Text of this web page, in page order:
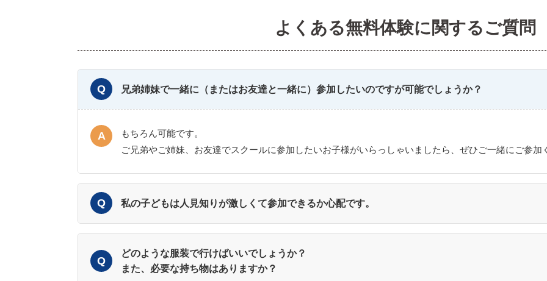
よくある無料体験に関するご質問
兄弟姉妹で一緒に（またはお友達と一緒に）参加したいのですが可能でしょうか？
もちろん可能です。
ご兄弟やご姉妹、お友達でスクールに参加したいお子様がいらっしゃいましたら、ぜひご一緒にご参加
私の子どもは人見知りが激しくて参加できるか心配です。
どのような服装で行けばいいでしょうか？
また、必要な持ち物はありますか？